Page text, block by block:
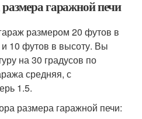
гаражной печи
размером 20 футов в
10 футов в высоту. Вы
на 30 градусов по
средняя, ​​с
1.5.
размера гаражной печи: